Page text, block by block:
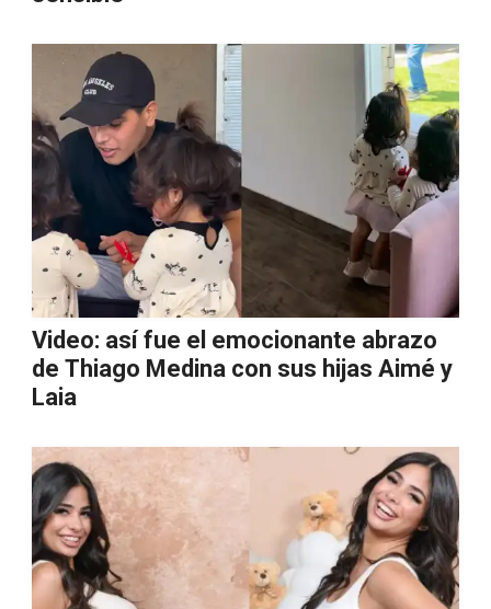
Video: así fue el emocionante abrazo
de Thiago Medina con sus hijas Aimé y
Laia